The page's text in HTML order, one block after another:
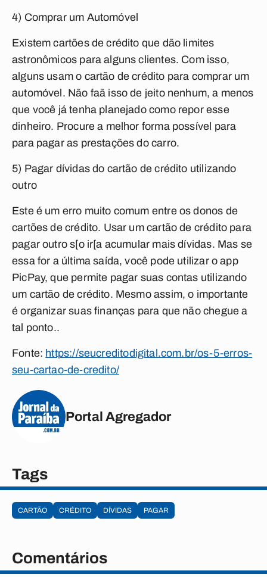
4) Comprar um Automóvel
Existem cartões de crédito que dão limites
astronômicos para alguns clientes. Com isso,
alguns usam o cartão de crédito para comprar um
automóvel. Não faã isso de jeito nenhum, a menos
que você já tenha planejado como repor esse
dinheiro. Procure a melhor forma possível para
para pagar as prestações do carro.
5) Pagar dívidas do cartão de crédito utilizando
outro
Este é um erro muito comum entre os donos de
cartões de crédito. Usar um cartão de crédito para
pagar outro s[o ir[a acumular mais dívidas. Mas se
essa for a última saída, você pode utilizar o app
PicPay, que permite pagar suas contas utilizando
um cartão de crédito. Mesmo assim, o importante
é organizar suas finanças para que não chegue a
tal ponto..
Fonte: https://seucreditodigital.com.br/os-5-erros-
seu-cartao-de-credito/
Portal Agregador
Tags
CARTÃO CRÉDITO DÍVIDAS PAGAR
Comentários